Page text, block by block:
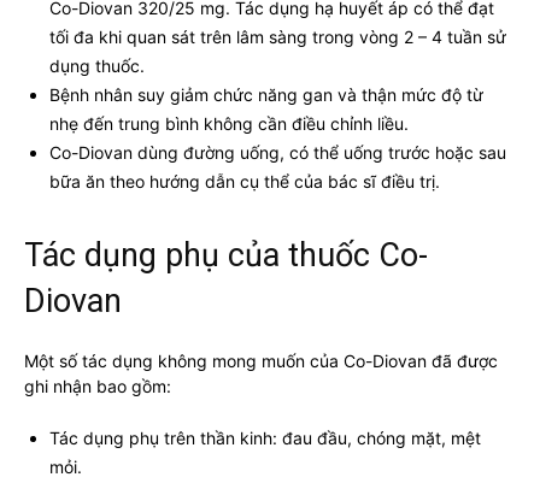
Co-Diovan 320/25 mg. Tác dụng hạ huyết áp có thể đạt
tối đa khi quan sát trên lâm sàng trong vòng 2 – 4 tuần sử
dụng thuốc.
Bệnh nhân suy giảm chức năng gan và thận mức độ từ
nhẹ đến trung bình không cần điều chỉnh liều.
Co-Diovan dùng đường uống, có thể uống trước hoặc sau
bữa ăn theo hướng dẫn cụ thể của bác sĩ điều trị.
Tác dụng phụ của thuốc Co-
Diovan
Một số tác dụng không mong muốn của Co-Diovan đã được
ghi nhận bao gồm:
Tác dụng phụ trên thần kinh: đau đầu, chóng mặt, mệt
mỏi.